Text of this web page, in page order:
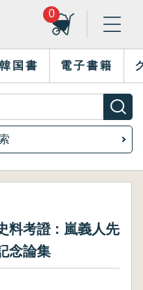
0
韓国書 電子書籍
料考證 : 嵐義人先
念論集